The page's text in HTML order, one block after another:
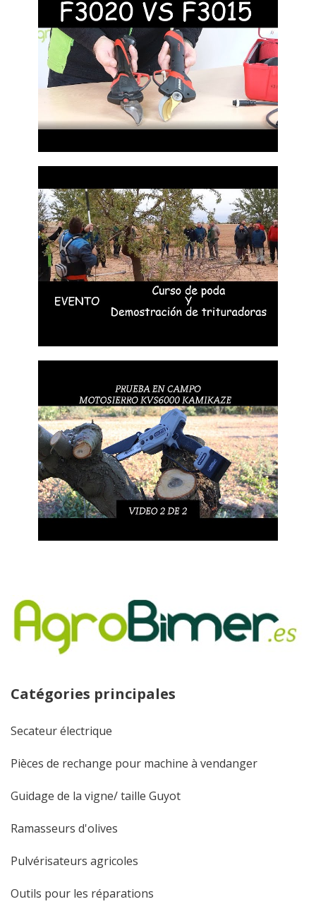
Catégories principales
Secateur électrique
Pièces de rechange pour machine à vendanger
Guidage de la vigne/ taille Guyot
Ramasseurs d'olives
Pulvérisateurs agricoles
Outils pour les réparations